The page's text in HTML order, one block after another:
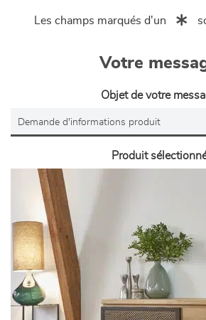
Les champs marqués d'un
Votre
Objet de votre
Produit